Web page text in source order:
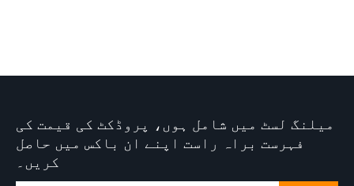
میلنگ لسٹ میں شامل ہوں، پروڈکٹ کی قیمت کی
فہرست براہ راست اپنے ان باکس میں حاصل
کریں۔